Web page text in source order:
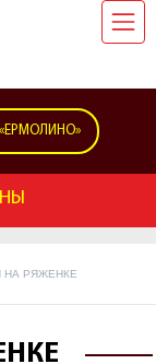
«ЕРМОЛИНО»
НА РЯЖЕНКЕ